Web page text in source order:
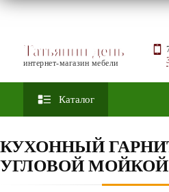
Татьянин день
интернет-магазин мебели
Каталог
КУХОННЫЙ
УГЛОВОЙ МОЙКОЙ